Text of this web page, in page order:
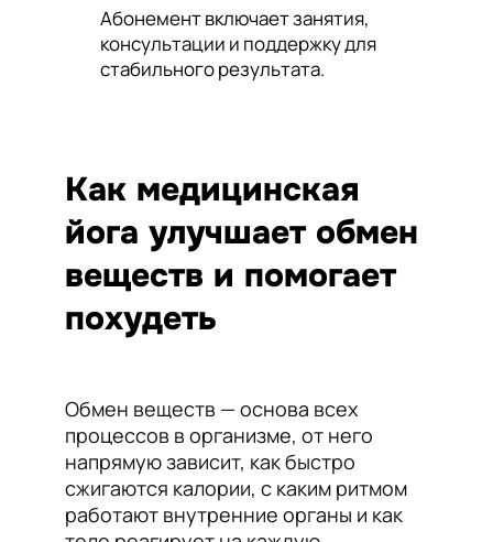
Абонемент включает занятия,
консультации и поддержку для
стабильного результата.
Как медицинская
йога улучшает обмен
веществ и помогает
похудеть
Обмен веществ — основа всех
процессов в организме, от него
напрямую зависит, как быстро
сжигаются калории, с каким ритмом
работают внутренние органы и как